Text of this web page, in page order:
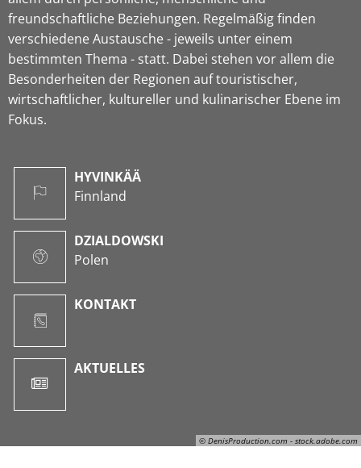
© DenisProduction.com - stock.adobe.com
freundschaftliche Beziehungen. Regelmäßig finden
verschiedene Austausche - jeweils unter einem
bestimmten Thema - statt. Dabei stehen vor allem die
Besonderheiten der Regionen auf touristischer,
wirtschaftlicher, kultureller und kulinarischer Ebene im
Fokus.
HYVINKÄÄ
Finnland
DZIALDOWSKI
Polen
KONTAKT
AKTUELLES